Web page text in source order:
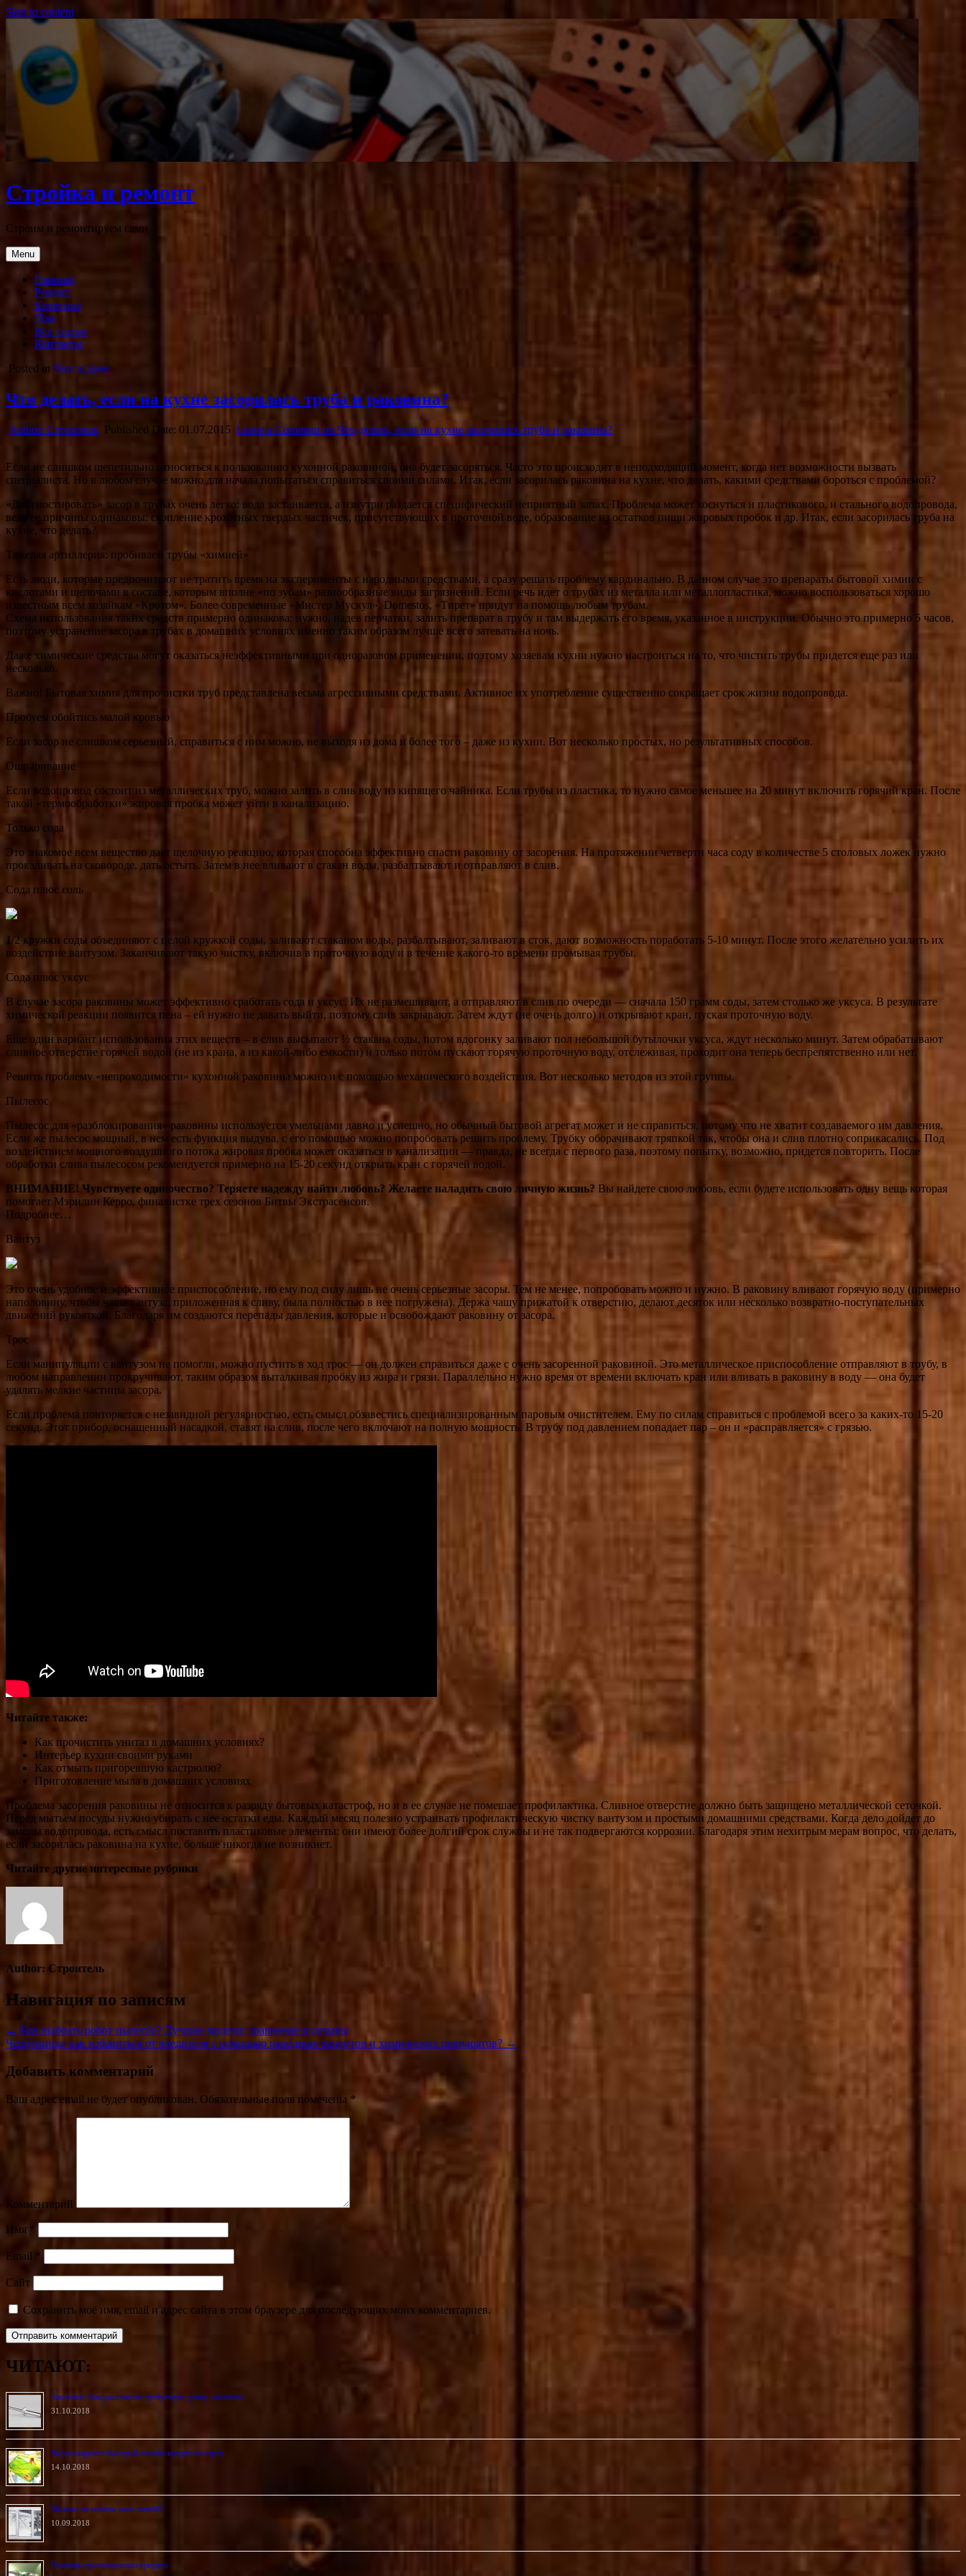
Skip to content
Стройка и ремонт
Строим и ремонтируем сами
Menu
Главная
Ремонт
Квартира
Дом
Все статьи
Контакты
Posted in Уют в доме
Что делать, если на кухне засорилась труба и раковина?
Author: Строитель Published Date: 01.07.2015 Leave a Comment on Что делать, если на кухне засорилась труба и раковина?
Если не слишком щепетильно относиться к пользованию кухонной раковиной, она будет засоряться. Часто это происходит в неподходящий момент, когда нет возможности вызвать
специалиста. Но в любом случае можно для начала попытаться справиться своими силами. Итак, если засорилась раковина на кухне, что делать, какими средствами бороться с проблемой?
«Диагностировать» засор в трубах очень легко: вода застаивается, а изнутри раздается специфический неприятный запах. Проблема может коснуться и пластикового, и стального водопровода,
ведь ее причины одинаковы: скопление крохотных твердых частичек, присутствующих в проточной воде, образование из остатков пищи жировых пробок и др. Итак, если засорилась труба на
кухне, что делать?
Тяжелая артиллерия: пробиваем трубы «химией»
Есть люди, которые предпочитают не тратить время на эксперименты с народными средствами, а сразу решать проблему кардинально. В данном случае это препараты бытовой химии с
кислотами и щелочами в составе, которым вполне «по зубам» разнообразные виды загрязнений. Если речь идет о трубах из металла или металлопластика, можно воспользоваться хорошо
известным всем хозяйкам «Кротом». Более современные «Мистер Мускул», Domestos, «Тирет» придут на помощь любым трубам.
Схема использования таких средств примерно одинакова: нужно, надев перчатки, залить препарат в трубу и там выдержать его время, указанное в инструкции. Обычно это примерно 5 часов,
поэтому устранение засора в трубах в домашних условиях именно таким образом лучше всего затевать на ночь.
Даже химические средства могут оказаться неэффективными при одноразовом применении, поэтому хозяевам кухни нужно настроиться на то, что чистить трубы придется еще раз или
несколько.
Важно! Бытовая химия для прочистки труб представлена весьма агрессивными средствами. Активное их употребление существенно сокращает срок жизни водопровода.
Пробуем обойтись малой кровью
Если засор не слишком серьезный, справиться с ним можно, не выходя из дома и более того – даже из кухни. Вот несколько простых, но результативных способов.
Ошпаривание
Если водопровод состоит из металлических труб, можно залить в слив воду из кипящего чайника. Если трубы из пластика, то нужно самое меньшее на 20 минут включить горячий кран. После
такой «термообработки» жировая пробка может уйти в канализацию.
Только сода
Это знакомое всем вещество дает щелочную реакцию, которая способна эффективно спасти раковину от засорения. На протяжении четверти часа соду в количестве 5 столовых ложек нужно
прокаливать на сковороде, дать остыть. Затем в нее вливают в стакан воды, разбалтывают и отправляют в слив.
Сода плюс соль
1/2 кружки соды объединяют с целой кружкой соды, заливают стаканом воды, разбалтывают, заливают в сток, дают возможность поработать 5-10 минут. После этого желательно усилить их
воздействие вантузом. Заканчивают такую чистку, включив в проточную воду и в течение какого-то времени промывая трубы.
Сода плюс уксус
В случае засора раковины может эффективно сработать сода и уксус. Их не размешивают, а отправляют в слив по очереди — сначала 150 грамм соды, затем столько же уксуса. В результате
химической реакции появится пена – ей нужно не давать выйти, поэтому слив закрывают. Затем ждут (не очень долго) и открывают кран, пуская проточную воду.
Еще один вариант использования этих веществ – в слив высыпают ½ стакана соды, потом вдогонку заливают пол небольшой бутылочки уксуса, ждут несколько минут. Затем обрабатывают
сливное отверстие горячей водой (не из крана, а из какой-либо емкости) и только потом пускают горячую проточную воду, отслеживая, проходит она теперь беспрепятственно или нет.
Решить проблему «непроходимости» кухонной раковины можно и с помощью механического воздействия. Вот несколько методов из этой группы.
Пылесос
Пылесос для «разблокирования» раковины используется умельцами давно и успешно, но обычный бытовой агрегат может и не справиться, потому что не хватит создаваемого им давления.
Если же пылесос мощный, в нем есть функция выдува, с его помощью можно попробовать решить проблему. Трубку оборачивают тряпкой так, чтобы она и слив плотно соприкасались. Под
воздействием мощного воздушного потока жировая пробка может оказаться в канализации — правда, не всегда с первого раза, поэтому попытку, возможно, придется повторить. После
обработки слива пылесосом рекомендуется примерно на 15-20 секунд открыть кран с горячей водой.
ВНИМАНИЕ! Чувствуете одиночество? Теряете надежду найти любовь? Желаете наладить свою личную жизнь? Вы найдете свою любовь, если будете использовать одну вещь которая
помогает Мэрилин Керро, финалистке трех сезонов Битвы Экстрасенсов.
Подробнее…
Вантуз
Это очень удобное и эффективное приспособление, но ему под силу лишь не очень серьезные засоры. Тем не менее, попробовать можно и нужно. В раковину вливают горячую воду (примерно
наполовину, чтобы чаша вантуза, приложенная к сливу, была полностью в нее погружена). Держа чашу прижатой к отверстию, делают десяток или несколько возвратно-поступательных
движений рукояткой. Благодаря им создаются перепады давления, которые и освобождают раковину от засора.
Трос
Если манипуляции с вантузом не помогли, можно пустить в ход трос — он должен справиться даже с очень засоренной раковиной. Это металлическое приспособление отправляют в трубу, в
любом направлении прокручивают, таким образом выталкивая пробку из жира и грязи. Параллельно нужно время от времени включать кран или вливать в раковину в воду — она будет
удалять мелкие частицы засора.
Если проблема повторяется с незавидной регулярностью, есть смысл обзавестись специализированным паровым очистителем. Ему по силам справиться с проблемой всего за каких-то 15-20
секунд. Этот прибор, оснащенный насадкой, ставят на слив, после чего включают на полную мощность. В трубу под давлением попадает пар – он и «расправляется» с грязью.
Читайте также:
Как прочистить унитаз в домашних условиях?
Интерьер кухни своими руками
Как отмыть пригоревшую кастрюлю?
Приготовление мыла в домашних условиях
Проблема засорения раковины не относится к разряду бытовых катастроф, но и в ее случае не помешает профилактика. Сливное отверстие должно быть защищено металлической сеточкой.
Перед мытьем посуды нужно убирать с нее остатки еды. Каждый месяц полезно устраивать профилактическую чистку вантузом и простыми домашними средствами. Когда дело дойдет до
замены водопровода, есть смысл поставить пластиковые элементы: они имеют более долгий срок службы и не так подвергаются коррозии. Благодаря этим нехитрым мерам вопрос, что делать,
если засорилась раковина на кухне, больше никогда не возникнет.
Читайте другие интересные рубрики
Author: Строитель
Навигация по записям
← Как выбрать робот пылесос? Лучшие модели: сравнение и отзывы
Чешуйница: как избавиться от вредителя с помощью народных рецептов и химических препаратов? →
Добавить комментарий
Ваш адрес email не будет опубликован. Обязательные поля помечены *
Комментарий
Имя *
Email *
Сайт
Сохранить моё имя, email и адрес сайта в этом браузере для последующих моих комментариев.
ЧИТАЮТ:
Заклёпки. Как рассчитать требуемую длину заклёпки
31.10.2018
Когда выручит быстрый онлайн кредит на карту
14.10.2018
Можно ли менять окна зимой?
10.09.2018
Помощь при получении кредита